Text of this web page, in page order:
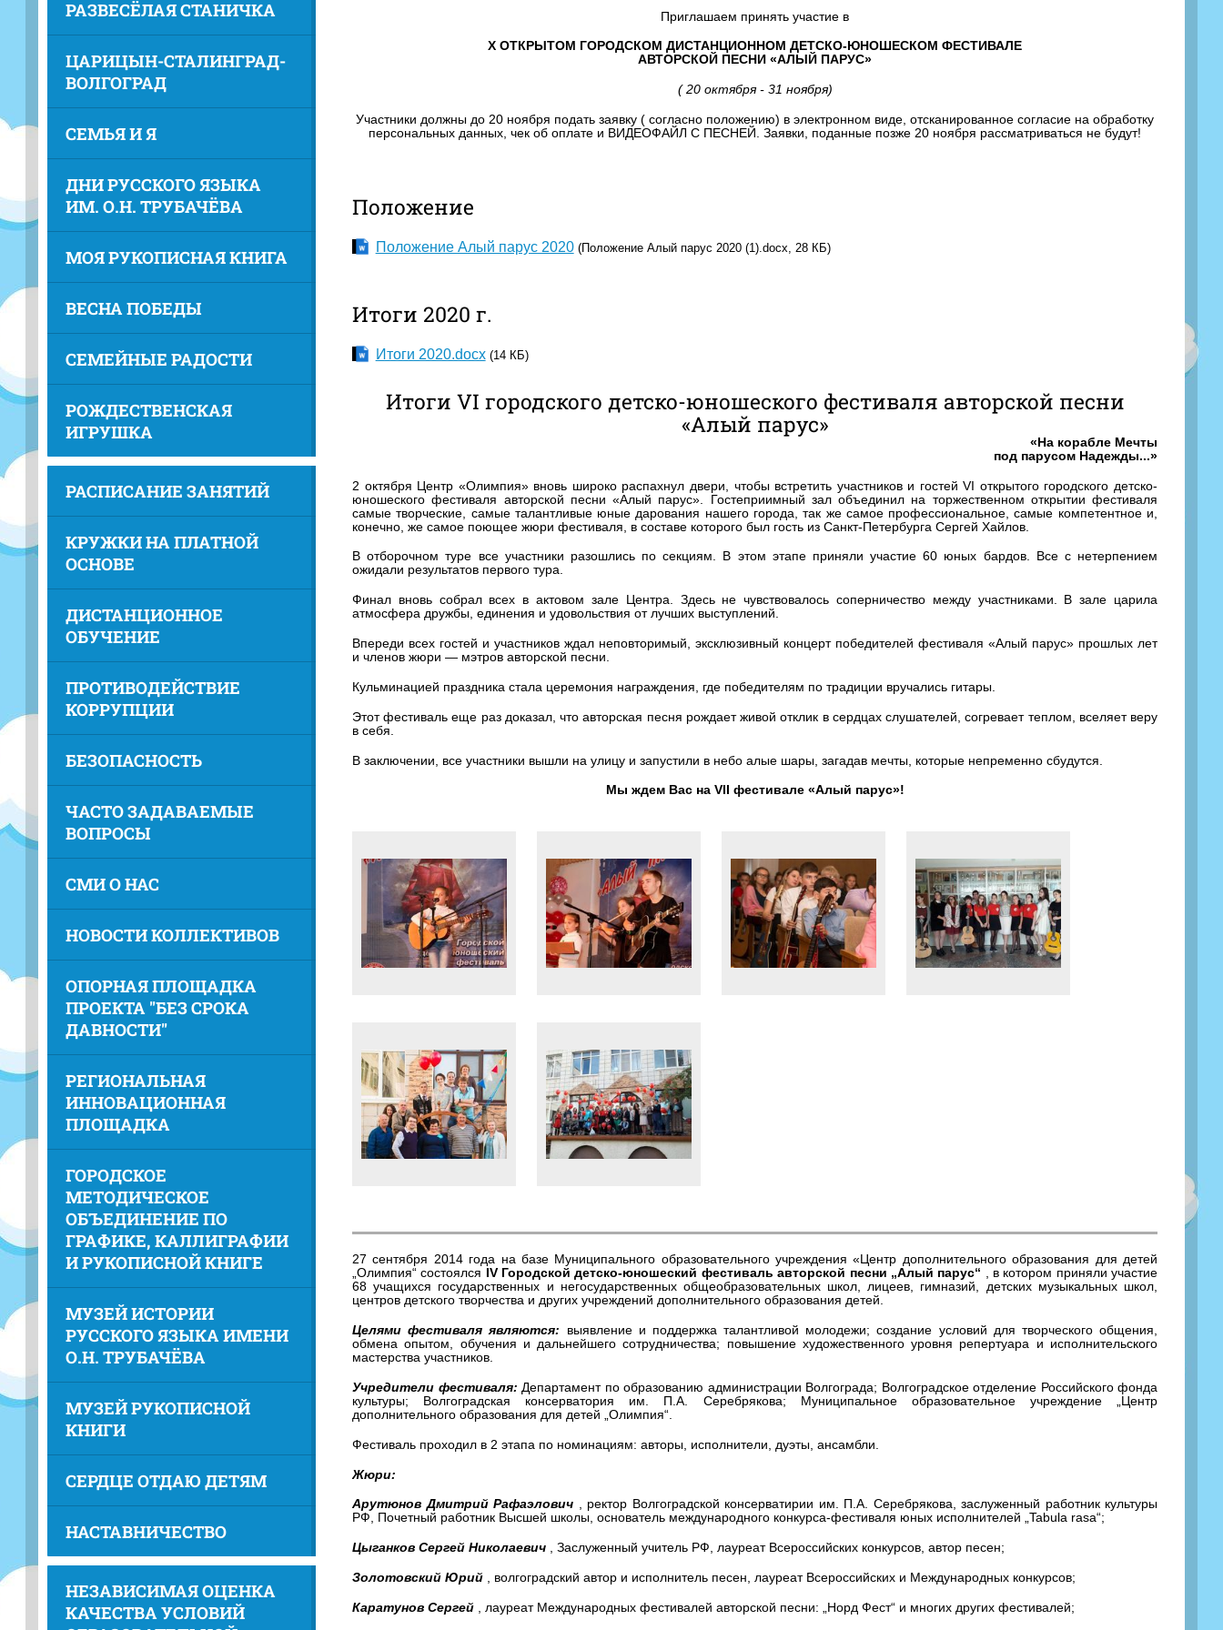
РАЗВЕСЁЛАЯ СТАНИЧКА
ЦАРИЦЫН-СТАЛИНГРАД-
ВОЛГОГРАД
СЕМЬЯ И Я
ДНИ РУССКОГО ЯЗЫКА
ИМ. О.Н. ТРУБАЧЁВА
МОЯ РУКОПИСНАЯ КНИГА
ВЕСНА ПОБЕДЫ
СЕМЕЙНЫЕ РАДОСТИ
РОЖДЕСТВЕНСКАЯ
ИГРУШКА
РАСПИСАНИЕ ЗАНЯТИЙ
КРУЖКИ НА ПЛАТНОЙ
ОСНОВЕ
ДИСТАНЦИОННОЕ
ОБУЧЕНИЕ
ПРОТИВОДЕЙСТВИЕ
КОРРУПЦИИ
БЕЗОПАСНОСТЬ
ЧАСТО ЗАДАВАЕМЫЕ
ВОПРОСЫ
СМИ О НАС
НОВОСТИ КОЛЛЕКТИВОВ
ОПОРНАЯ ПЛОЩАДКА
ПРОЕКТА "БЕЗ СРОКА
ДАВНОСТИ"
РЕГИОНАЛЬНАЯ
ИННОВАЦИОННАЯ
ПЛОЩАДКА
ГОРОДСКОЕ
МЕТОДИЧЕСКОЕ
ОБЪЕДИНЕНИЕ ПО
ГРАФИКЕ, КАЛЛИГРАФИИ
И РУКОПИСНОЙ КНИГЕ
МУЗЕЙ ИСТОРИИ
РУССКОГО ЯЗЫКА ИМЕНИ
О.Н. ТРУБАЧЁВА
МУЗЕЙ РУКОПИСНОЙ
КНИГИ
СЕРДЦЕ ОТДАЮ ДЕТЯМ
НАСТАВНИЧЕСТВО
НЕЗАВИСИМАЯ ОЦЕНКА
КАЧЕСТВА УСЛОВИЙ
Приглашаем принять участие в
X ОТКРЫТОМ ГОРОДСКОМ ДИСТАНЦИОННОМ ДЕТСКО-ЮНОШЕСКОМ ФЕСТИВАЛЕ
АВТОРСКОЙ ПЕСНИ «АЛЫЙ ПАРУС»
( 20 октября - 31 ноября)
Участники должны до 20 ноября подать заявку ( согласно положению) в электронном виде, отсканированное согласие на обработку
персональных данных, чек об оплате и ВИДЕОФАЙЛ С ПЕСНЕЙ. Заявки, поданные позже 20 ноября рассматриваться не будут!
Положение
Положение Алый парус 2020 (Положение Алый парус 2020 (1).docx, 28 КБ)
Итоги 2020 г.
Итоги 2020.docx (14 КБ)
Итоги VI городского детско-юношеского фестиваля авторской песни
«Алый парус»
«На корабле Мечты
под парусом Надежды...»
2 октября Центр «Олимпия» вновь широко распахнул двери, чтобы встретить участников и гостей VI открытого городского детско-
юношеского фестиваля авторской песни «Алый парус». Гостеприимный зал объединил на торжественном открытии фестиваля
самые творческие, самые талантливые юные дарования нашего города, так же самое профессиональное, самые компетентное и,
конечно, же самое поющее жюри фестиваля, в составе которого был гость из Санкт-Петербурга Сергей Хайлов.
В отборочном туре все участники разошлись по секциям. В этом этапе приняли участие 60 юных бардов. Все с нетерпением
ожидали результатов первого тура.
Финал вновь собрал всех в актовом зале Центра. Здесь не чувствовалось соперничество между участниками. В зале царила
атмосфера дружбы, единения и удовольствия от лучших выступлений.
Впереди всех гостей и участников ждал неповторимый, эксклюзивный концерт победителей фестиваля «Алый парус» прошлых лет
и членов жюри — мэтров авторской песни.
Кульминацией праздника стала церемония награждения, где победителям по традиции вручались гитары.
Этот фестиваль еще раз доказал, что авторская песня рождает живой отклик в сердцах слушателей, согревает теплом, вселяет веру
в себя.
В заключении, все участники вышли на улицу и запустили в небо алые шары, загадав мечты, которые непременно сбудутся.
Мы ждем Вас на VII фестивале «Алый парус»!
27 сентября 2014 года на базе Муниципального образовательного учреждения «Центр дополнительного образования для детей
„Олимпия“ состоялся
IV Городской детско-юношеский фестиваль авторской песни „Алый парус“ , в котором приняли участие
68 учащихся государственных и негосударственных общеобразовательных школ, лицеев, гимназий, детских музыкальных школ,
центров детского творчества и других учреждений дополнительного образования детей.
Целями фестиваля являются:
выявление и поддержка талантливой молодежи; создание условий для творческого общения,
обмена опытом, обучения и дальнейшего сотрудничества; повышение художественного уровня репертуара и исполнительского
мастерства участников.
Учредители фестиваля: Департамент по образованию администрации Волгограда; Волгоградское отделение Российского фонда
культуры; Волгоградская консерватория им. П.А. Серебрякова; Муниципальное образовательное учреждение „Центр
дополнительного образования для детей „Олимпия“.
Фестиваль проходил в 2 этапа по номинациям: авторы, исполнители, дуэты, ансамбли.
Жюри:
Арутюнов Дмитрий Рафаэлович , ректор Волгоградской консерватирии им. П.А. Серебрякова, заслуженный работник культуры
РФ, Почетный работник Высшей школы, основатель международного конкурса-фестиваля юных исполнителей „Tabula rasa“;
Цыганков Сергей Николаевич , Заслуженный учитель РФ, лауреат Всероссийских конкурсов, автор песен;
Золотовский Юрий , волгоградский автор и исполнитель песен, лауреат Всероссийских и Международных конкурсов;
Каратунов Сергей , лауреат Международных фестивалей авторской песни: „Норд Фест“ и многих других фестивалей;